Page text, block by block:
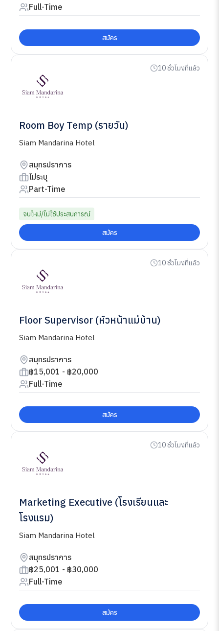
Full-Time
สมัคร
10 ชั่วโมงที่แล้ว
Room Boy Temp (รายวัน)
Siam Mandarina Hotel
สมุทรปราการ
ไม่ระบุ
Part-Time
จบใหม่/ไม่ใช้ประสบการณ์
สมัคร
10 ชั่วโมงที่แล้ว
Floor Supervisor (หัวหน้าแม่บ้าน)
Siam Mandarina Hotel
สมุทรปราการ
฿15,001 - ฿20,000
Full-Time
สมัคร
10 ชั่วโมงที่แล้ว
Marketing Executive (โรงเรียนและ
โรงแรม)
Siam Mandarina Hotel
สมุทรปราการ
฿25,001 - ฿30,000
Full-Time
สมัคร